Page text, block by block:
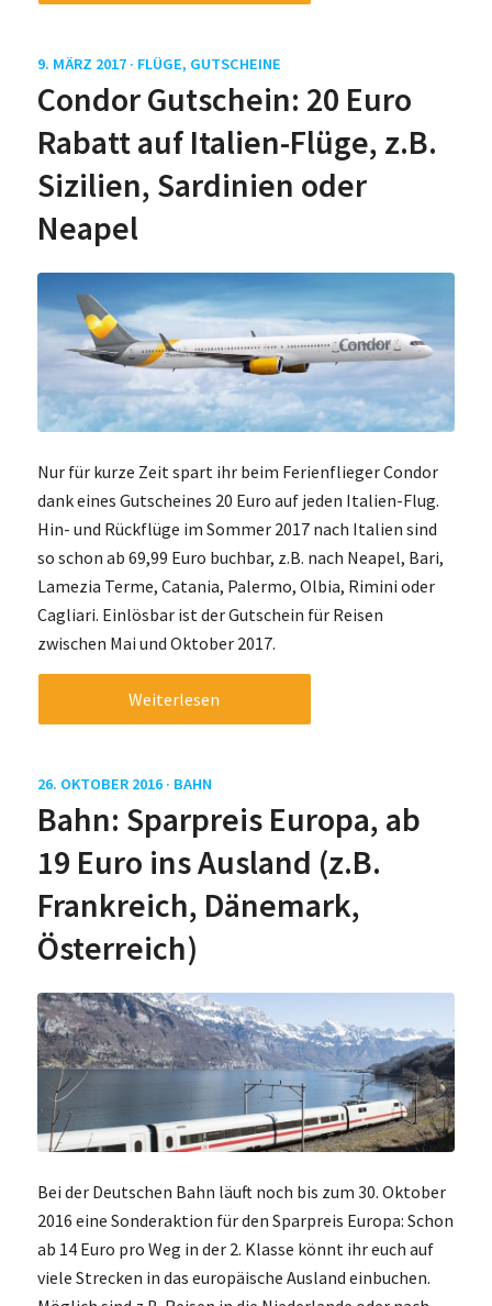
9. MÄRZ 2017 · FLÜGE, GUTSCHEINE
Condor Gutschein: 20 Euro
Rabatt auf Italien-Flüge, z.B.
Sizilien, Sardinien oder
Neapel
Nur für kurze Zeit spart ihr beim Ferienflieger Condor
dank eines Gutscheines 20 Euro auf jeden Italien-Flug.
Hin- und Rückflüge im Sommer 2017 nach Italien sind
so schon ab 69,99 Euro buchbar, z.B. nach Neapel, Bari,
Lamezia Terme, Catania, Palermo, Olbia, Rimini oder
Cagliari. Einlösbar ist der Gutschein für Reisen
zwischen Mai und Oktober 2017.
Weiterlesen
26. OKTOBER 2016 · BAHN
Bahn: Sparpreis Europa, ab
19 Euro ins Ausland (z.B.
Frankreich, Dänemark,
Österreich)
Bei der Deutschen Bahn läuft noch bis zum 30. Oktober
2016 eine Sonderaktion für den Sparpreis Europa: Schon
ab 14 Euro pro Weg in der 2. Klasse könnt ihr euch auf
viele Strecken in das europäische Ausland einbuchen.